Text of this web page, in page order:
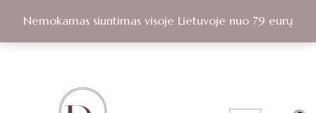
Nemokamas siuntimas visoje Lietuvoje nuo 79 eurų
turinio
maitinanti
kaukė